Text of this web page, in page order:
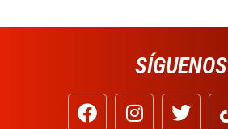
SÍGUENOS